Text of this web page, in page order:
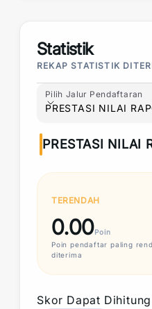
Statistik
REKAP STATISTIK
Pilih Jalur
Pilih Jalur Pendaftaran
PRESTASI NILAI
PRESTASI NILAI
TERENDAH
0.00Poin
Poin pendaftar paling
diterima
Skor Dapat